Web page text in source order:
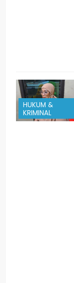
HUKUM &
KRIMINAL